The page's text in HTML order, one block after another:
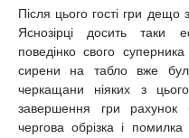
Після цього гості гри дещо
Яснозірці досить таки
поведінко свого
сирени на табло вже
черкащани ніяких з
завершення гри рахунок
чергова обрізка і